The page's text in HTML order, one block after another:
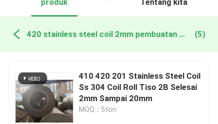
produk Tentang kita
420 stainless steel coil 2mm pembuatan online (5)
410 420 201 Stainless Steel Coil
Ss 304 Coil Roll Tiso 2B Selesai
2mm Sampai 20mm
MOQ：5ton